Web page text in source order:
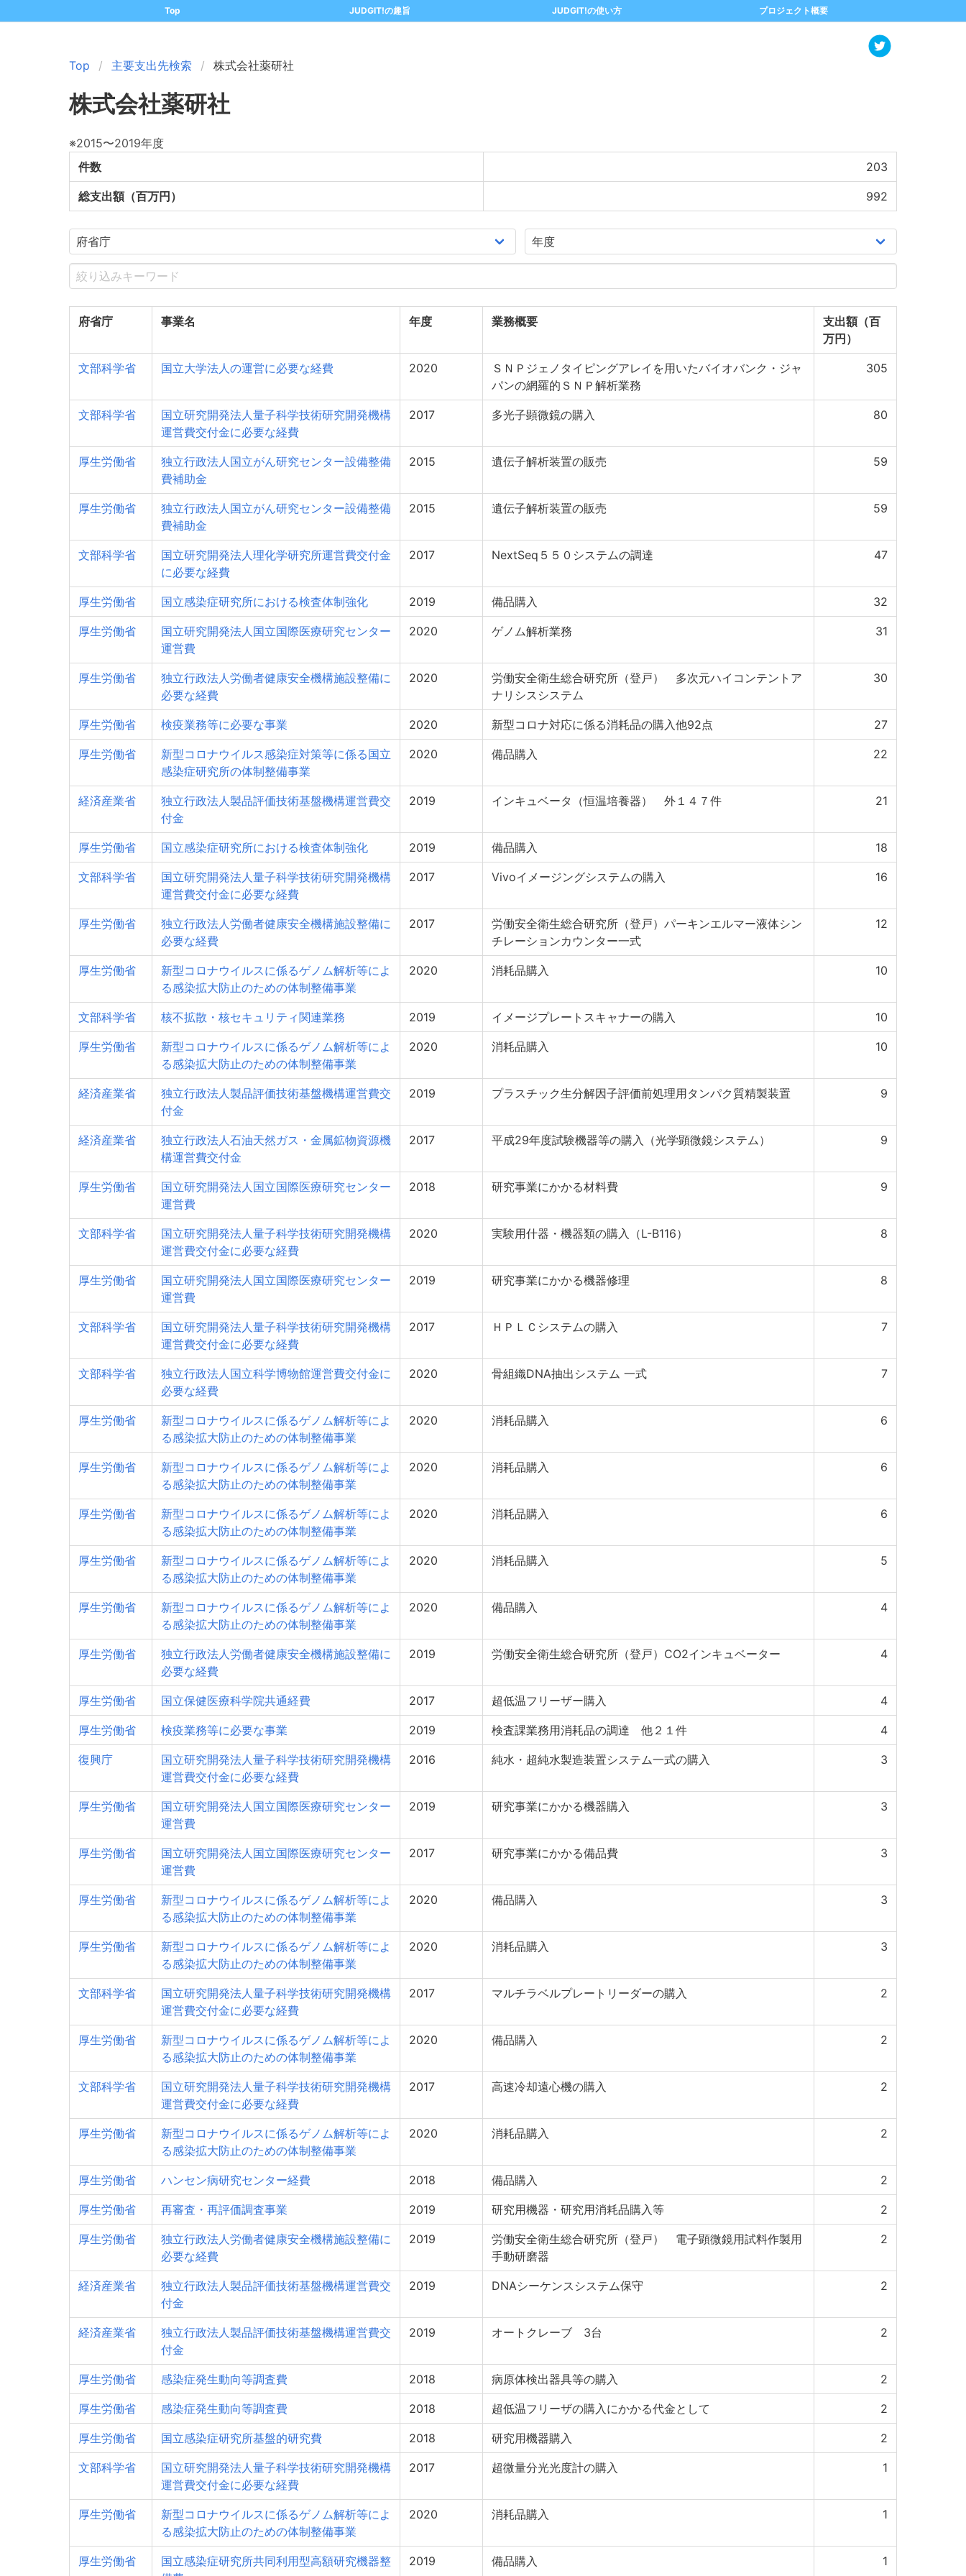
Top JUDGIT!の趣旨 JUDGIT!の使い方 プロジェクト概要
Top 主要支出先検索 株式会社薬研社
株式会社薬研社
※2015〜2019年度
件数
203
総支出額（百万円） 992
府省庁 事業名 年度 業務概要
支出額（百
万円）
文部科学省 国立大学法人の運営に必要な経費 2020
ＳＮＰジェノタイピングアレイを用いたバイオバンク・ジャ
パンの網羅的ＳＮＰ解析業務
305
文部科学省
国立研究開発法人量子科学技術研究開発機構
運営費交付金に必要な経費
2017 多光子顕微鏡の購入 80
厚生労働省
独立行政法人国立がん研究センター設備整備
費補助金
2015 遺伝子解析装置の販売 59
厚生労働省
独立行政法人国立がん研究センター設備整備
費補助金
2015 遺伝子解析装置の販売 59
文部科学省
国立研究開発法人理化学研究所運営費交付金
に必要な経費
2017 NextSeq５５０システムの調達 47
厚生労働省 国立感染症研究所における検査体制強化 2019 備品購入 32
厚生労働省
国立研究開発法人国立国際医療研究センター
運営費
2020 ゲノム解析業務 31
厚生労働省
独立行政法人労働者健康安全機構施設整備に
必要な経費
2020
労働安全衛生総合研究所（登戸） 多次元ハイコンテントア
ナリシスシステム
30
厚生労働省 検疫業務等に必要な事業 2020 新型コロナ対応に係る消耗品の購入他92点 27
厚生労働省
新型コロナウイルス感染症対策等に係る国立
感染症研究所の体制整備事業
2020 備品購入 22
経済産業省
独立行政法人製品評価技術基盤機構運営費交
付金
2019 インキュベータ（恒温培養器） 外１４７件 21
厚生労働省 国立感染症研究所における検査体制強化 2019 備品購入 18
文部科学省
国立研究開発法人量子科学技術研究開発機構
運営費交付金に必要な経費
2017 Vivoイメージングシステムの購入 16
厚生労働省
独立行政法人労働者健康安全機構施設整備に
必要な経費
2017
労働安全衛生総合研究所（登戸）パーキンエルマー液体シン
チレーションカウンター一式
12
厚生労働省
新型コロナウイルスに係るゲノム解析等によ
る感染拡大防止のための体制整備事業
2020 消耗品購入 10
文部科学省 核不拡散・核セキュリティ関連業務 2019 イメージプレートスキャナーの購入 10
厚生労働省
新型コロナウイルスに係るゲノム解析等によ
る感染拡大防止のための体制整備事業
2020 消耗品購入 10
経済産業省
独立行政法人製品評価技術基盤機構運営費交
付金
2019 プラスチック生分解因子評価前処理用タンパク質精製装置 9
経済産業省
独立行政法人石油天然ガス・金属鉱物資源機
構運営費交付金
2017 平成29年度試験機器等の購入（光学顕微鏡システム） 9
厚生労働省
国立研究開発法人国立国際医療研究センター
運営費
2018 研究事業にかかる材料費 9
文部科学省
国立研究開発法人量子科学技術研究開発機構
運営費交付金に必要な経費
2020 実験用什器・機器類の購入（L-B116） 8
厚生労働省
国立研究開発法人国立国際医療研究センター
運営費
2019 研究事業にかかる機器修理 8
文部科学省
国立研究開発法人量子科学技術研究開発機構
運営費交付金に必要な経費
2017 ＨＰＬＣシステムの購入 7
文部科学省
独立行政法人国立科学博物館運営費交付金に
必要な経費
2020 骨組織DNA抽出システム 一式 7
厚生労働省
新型コロナウイルスに係るゲノム解析等によ
る感染拡大防止のための体制整備事業
2020 消耗品購入 6
厚生労働省
新型コロナウイルスに係るゲノム解析等によ
る感染拡大防止のための体制整備事業
2020 消耗品購入 6
厚生労働省
新型コロナウイルスに係るゲノム解析等によ
る感染拡大防止のための体制整備事業
2020 消耗品購入 6
厚生労働省
新型コロナウイルスに係るゲノム解析等によ
る感染拡大防止のための体制整備事業
2020 消耗品購入 5
厚生労働省
新型コロナウイルスに係るゲノム解析等によ
る感染拡大防止のための体制整備事業
2020 備品購入 4
厚生労働省
独立行政法人労働者健康安全機構施設整備に
必要な経費
2019 労働安全衛生総合研究所（登戸）CO2インキュベーター 4
厚生労働省 国立保健医療科学院共通経費 2017 超低温フリーザー購入 4
厚生労働省 検疫業務等に必要な事業 2019 検査課業務用消耗品の調達 他２１件 4
復興庁
国立研究開発法人量子科学技術研究開発機構
運営費交付金に必要な経費
2016 純水・超純水製造装置システム一式の購入 3
厚生労働省
国立研究開発法人国立国際医療研究センター
運営費
2019 研究事業にかかる機器購入 3
厚生労働省
国立研究開発法人国立国際医療研究センター
運営費
2017 研究事業にかかる備品費 3
厚生労働省
新型コロナウイルスに係るゲノム解析等によ
る感染拡大防止のための体制整備事業
2020 備品購入 3
厚生労働省
新型コロナウイルスに係るゲノム解析等によ
る感染拡大防止のための体制整備事業
2020 消耗品購入 3
文部科学省
国立研究開発法人量子科学技術研究開発機構
運営費交付金に必要な経費
2017 マルチラベルプレートリーダーの購入 2
厚生労働省
新型コロナウイルスに係るゲノム解析等によ
る感染拡大防止のための体制整備事業
2020 備品購入 2
文部科学省
国立研究開発法人量子科学技術研究開発機構
運営費交付金に必要な経費
2017 高速冷却遠心機の購入 2
厚生労働省
新型コロナウイルスに係るゲノム解析等によ
る感染拡大防止のための体制整備事業
2020 消耗品購入 2
厚生労働省 ハンセン病研究センター経費 2018 備品購入 2
厚生労働省 再審査・再評価調査事業 2019 研究用機器・研究用消耗品購入等 2
厚生労働省
独立行政法人労働者健康安全機構施設整備に
必要な経費
2019
労働安全衛生総合研究所（登戸） 電子顕微鏡用試料作製用
手動研磨器
2
経済産業省
独立行政法人製品評価技術基盤機構運営費交
付金
2019 DNAシーケンスシステム保守 2
経済産業省
独立行政法人製品評価技術基盤機構運営費交
付金
2019 オートクレーブ 3台 2
厚生労働省 感染症発生動向等調査費 2018 病原体検出器具等の購入 2
厚生労働省 感染症発生動向等調査費 2018 超低温フリーザの購入にかかる代金として 2
厚生労働省 国立感染症研究所基盤的研究費 2018 研究用機器購入 2
文部科学省
国立研究開発法人量子科学技術研究開発機構
運営費交付金に必要な経費
2017 超微量分光光度計の購入 1
厚生労働省
新型コロナウイルスに係るゲノム解析等によ
る感染拡大防止のための体制整備事業
2020 消耗品購入 1
厚生労働省
国立感染症研究所共同利用型高額研究機器整
2019 備品購入 1